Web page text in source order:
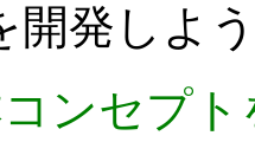
開発しよ
ンセプ